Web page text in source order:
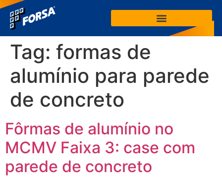
Tag: formas de
alumínio para parede
de concreto
Fôrmas de alumínio no
MCMV Faixa 3: case com
parede de concreto